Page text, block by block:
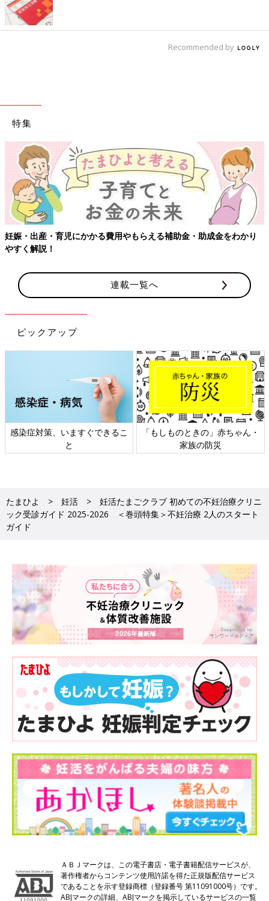
Recommended by
特集
【ワクチン接種できるものも】妊婦の感染症対策、知っておいて！
連載一覧へ
ピックアップ
日本外来小児科学会リーフレッ
ト検討会
六星占術 細木かおりさんの人生
相談
たまひよ 妊活
妊活たまごクラブ 初めての不妊治療クリニ
ック受診ガイド 2025-2026 ＜巻頭特集＞不妊治療 2人のスタート
ガイド
ＡＢＪマークは、この電子書店・電子書籍配信サービスが、
著作権者からコンテンツ使用許諾を得た正規版配信サービス
であることを示す登録商標（登録番号 第11091000号）です。
ABJマークの詳細、ABJマークを掲示しているサービスの一覧